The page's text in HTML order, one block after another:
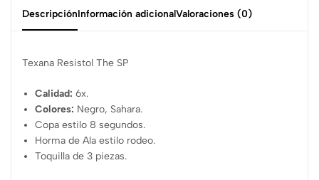
DescripciónInformación adicionalValoraciones (0)
Texana Resistol The SP
Calidad: 6x.
Colores: Negro, Sahara.
Copa estilo 8 segundos.
Horma de Ala estilo rodeo.
Toquilla de 3 piezas.